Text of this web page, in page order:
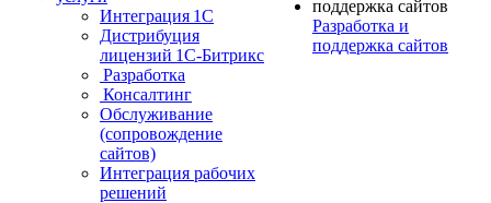
Интеграция 1С
Дистрибуция
лицензий 1С‑Битрикс
Разработка
Консалтинг
Обслуживание
(сопровождение
сайтов)
Интеграция рабочих
решений
Разработка и
поддержка сайтов